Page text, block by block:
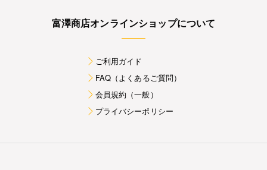
富澤商店オンラインショップについて
ご利用ガイド
FAQ（よくあるご質問）
会員規約（一般）
プライバシーポリシー